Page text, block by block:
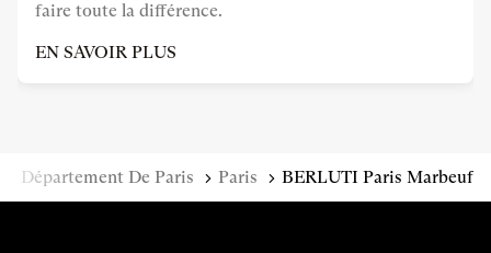
faire toute la différence.
EN SAVOIR PLUS
Département De Paris Paris BERLUTI Paris Marbeuf